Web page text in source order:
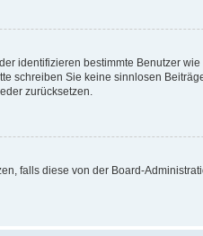
identifizieren bestimmte Benutzer
schreiben Sie keine sinnlosen
zurücksetzen.
falls diese von der Board-